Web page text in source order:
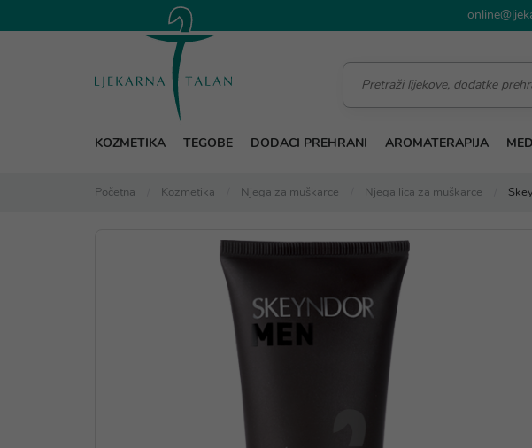
KOZMETIKA TEGOBE DODACI PREHRANI AROMATERAPIJA
Početna Kozmetika Njega za muškarce Njega lica za muškarce